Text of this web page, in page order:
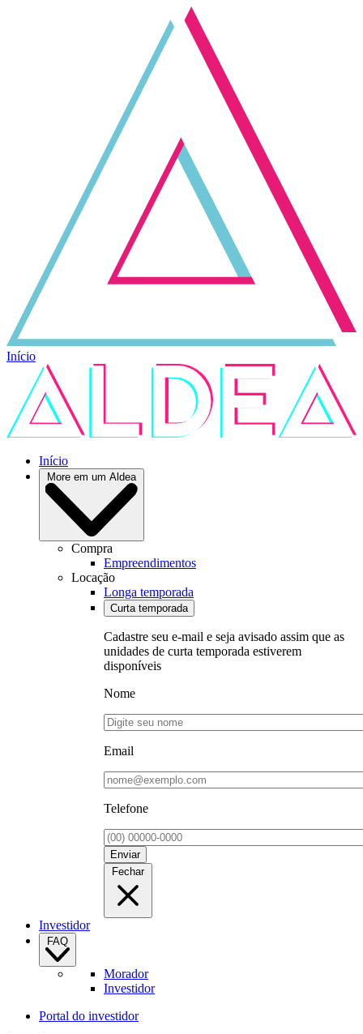
Início
Início
More em um Aldea
Compra
Empreendimentos
Locação
Longa temporada
Curta temporada
Cadastre seu e-mail e seja avisado assim que as
unidades de curta temporada estiverem
disponíveis
Nome
Email
Telefone
Enviar
Fechar
Investidor
FAQ
Morador
Investidor
Portal do investidor